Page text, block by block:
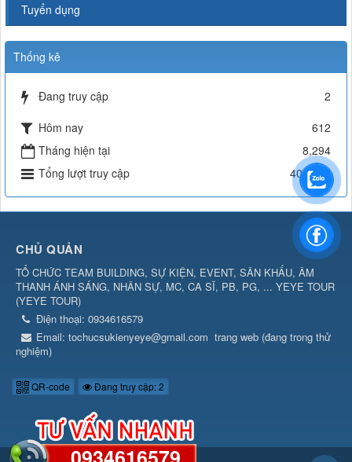
Tuyển dụng
Thống kê
Đang truy cập
2
Hôm nay
612
Tháng hiện tại
8,294
Tổng lượt truy cập
404,379
CHỦ QUẢN
TỔ CHỨC TEAM BUILDING, SỰ KIỆN, EVENT, SÂN KHẤU, ÂM
THANH ÁNH SÁNG, NHÂN SỰ, MC, CA SĨ, PB, PG, ... YEYE TOUR
(YEYE TOUR)
Điện thoại: 0934616579
Email: tochucsukienyeye@gmail.com trang web (đang trong thử
nghiệm)
QR-code Đang truy cập: 2